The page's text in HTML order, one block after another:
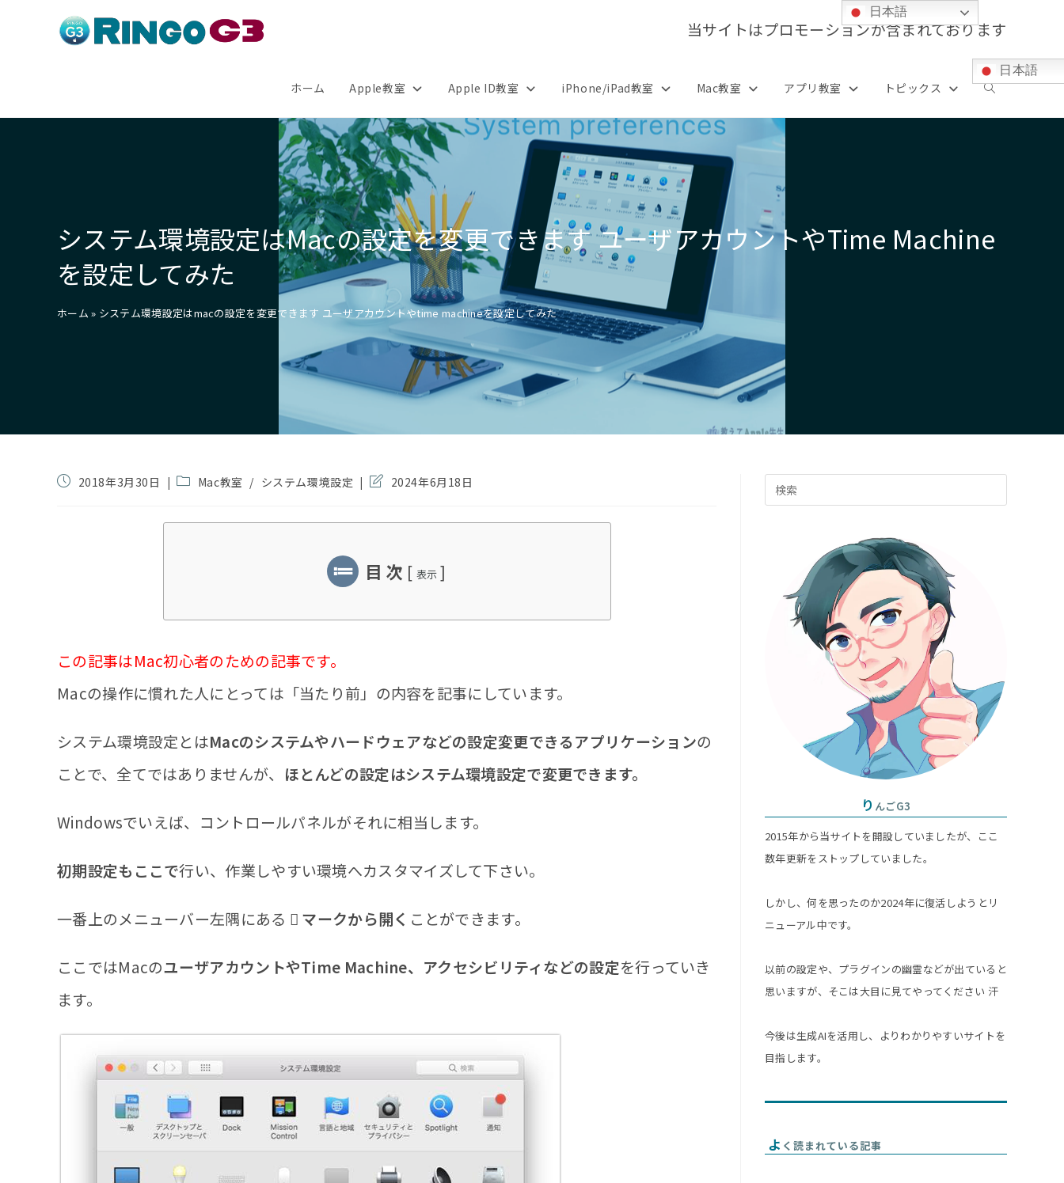
当サイトはプロモーションが含まれております
ホーム Apple教室 Apple ID教室 iPhone/iPad教室 Mac教室 アプリ教室 トピックス
日本語
ウ
の
グ
システム環境設定はMacの設定を変更できます ユーザアカウントやTime Machine
を設定してみた
ホーム » システム環境設定はmacの設定を変更できます ユーザアカウントやtime machineを設定してみた
投
2018年3月30日
投
テ
Mac教室 / システム環境設定
投
最
更
2024年6月18日
目 次 [ 表示 ]
この記事はMac初心者のための記事です。
Macの操作に慣れた人にとっては「当たり前」の内容を記事にしています。
システム環境設定とはMacのシステムやハードウェアなどの設定変更できるアプリケーションの
ことで、全てではありませんが、 ほとんどの設定はシステム環境設定で変更できます。
Windowsでいえば、コントロールパネルがそれに相当します。
初期設定もここで行い、作業しやすい環境へカスタマイズして下さい。
一番上のメニューバー左隅にある  マークから開く ことができます。
ここではMacのユーザアカウントやTime Machine、アクセシビリティなどの設定を行っていき
ます。
Escape
り んごG3
2015年から当サイトを開設していましたが、ここ
数年更新をストップしていました。
しかし、何を思ったのか2024年に復活しようとリ
ニューアル中です。
以前の設定や、プラグインの幽霊などが出ていると
思いますが、そこは大目に見てやってください 汗
今後は生成AIを活用し、よりわかりやすいサイトを
目指します。
よ く読まれている記事
日本語